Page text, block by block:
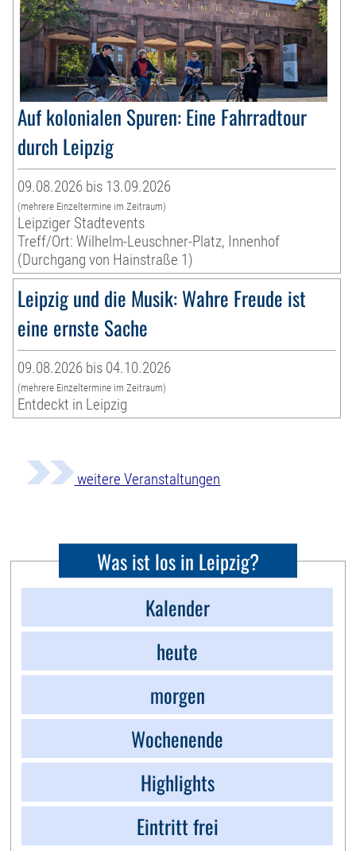
Auf kolonialen Spuren: Eine Fahrradtour
durch Leipzig
09.08.2026 bis 13.09.2026
(mehrere Einzeltermine im Zeitraum)
Leipziger Stadtevents
Treff/Ort: Wilhelm-Leuschner-Platz, Innenhof
(Durchgang von Hainstraße 1)
Leipzig und die Musik: Wahre Freude ist
eine ernste Sache
09.08.2026 bis 04.10.2026
(mehrere Einzeltermine im Zeitraum)
Entdeckt in Leipzig
weitere Veranstaltungen
Was ist los in Leipzig?
Kalender
heute
morgen
Wochenende
Highlights
Eintritt frei